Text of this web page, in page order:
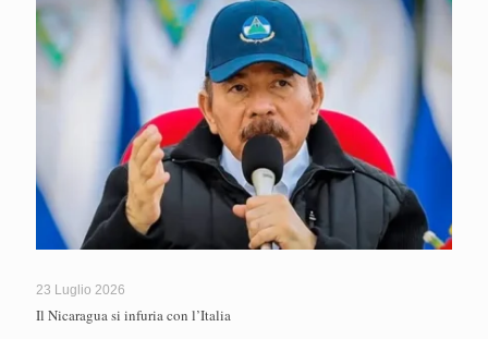
23 Luglio 2026
Il Nicaragua si infuria con l’Italia